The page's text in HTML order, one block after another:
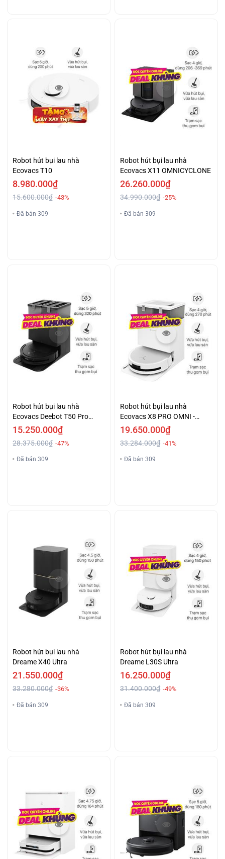
Robot hút bụi lau nhà
Ecovacs T10
8.980.000₫
15.600.000₫ -43%
Đã bán 309
Robot hút bụi lau nhà
Ecovacs X11 OMNICYCLONE
26.260.000₫
34.990.000₫ -25%
Đã bán 309
Robot hút bụi lau nhà
Ecovacs Deebot T50 Pro
OMNI - Đen
15.250.000₫
28.375.000₫ -47%
Đã bán 309
Robot hút bụi lau nhà
Ecovacs X8 PRO OMNI -
Trắng
19.650.000₫
33.284.000₫ -41%
Đã bán 309
Robot hút bụi lau nhà
Dreame X40 Ultra
21.550.000₫
33.280.000₫ -36%
Đã bán 309
Robot hút bụi lau nhà
Dreame L30S Ultra
16.250.000₫
31.400.000₫ -49%
Đã bán 309